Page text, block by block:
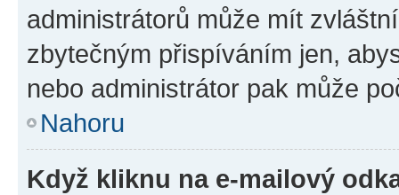
administrátorů může mít
zbytečným přispíváním jen,
nebo administrátor pak může
Nahoru
Když kliknu na e-mailový